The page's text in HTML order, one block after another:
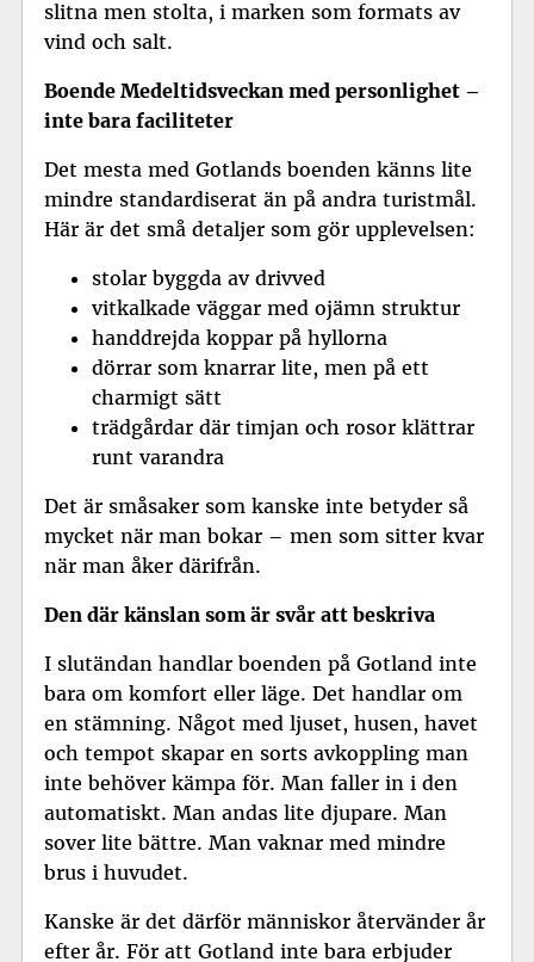
slitna men stolta, i marken som formats av
vind och salt.
Boende Medeltidsveckan med personlighet –
inte bara faciliteter
Det mesta med Gotlands boenden känns lite
mindre standardiserat än på andra turistmål.
Här är det små detaljer som gör upplevelsen:
stolar byggda av drivved
vitkalkade väggar med ojämn struktur
handdrejda koppar på hyllorna
dörrar som knarrar lite, men på ett
charmigt sätt
trädgårdar där timjan och rosor klättrar
runt varandra
Det är småsaker som kanske inte betyder så
mycket när man bokar – men som sitter kvar
när man åker därifrån.
Den där känslan som är svår att beskriva
I slutändan handlar boenden på Gotland inte
bara om komfort eller läge. Det handlar om
en stämning. Något med ljuset, husen, havet
och tempot skapar en sorts avkoppling man
inte behöver kämpa för. Man faller in i den
automatiskt. Man andas lite djupare. Man
sover lite bättre. Man vaknar med mindre
brus i huvudet.
Kanske är det därför människor återvänder år
efter år. För att Gotland inte bara erbjuder